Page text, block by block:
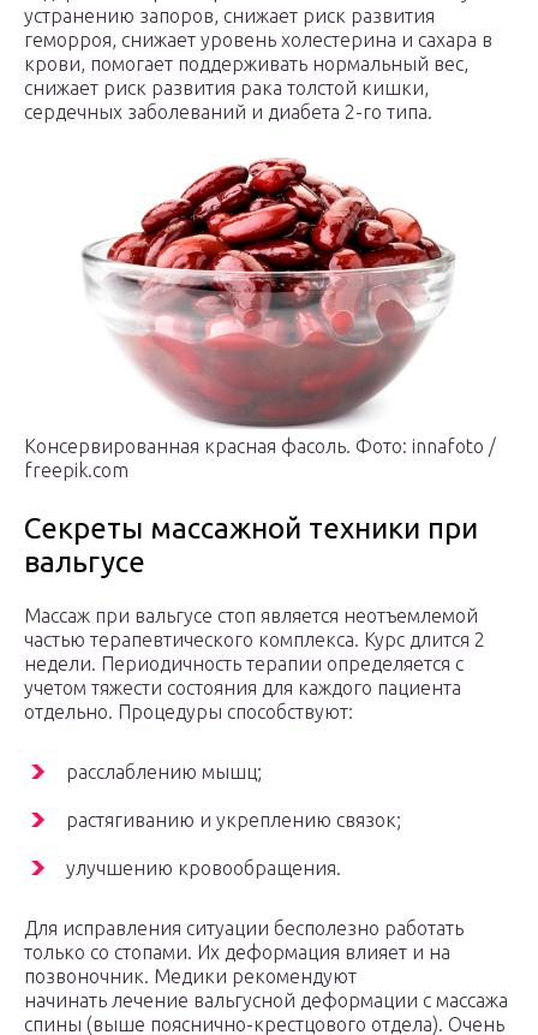
устранению запоров, снижает риск развития
геморроя, снижает уровень холестерина и сахара в
крови, помогает поддерживать нормальный вес,
снижает риск развития рака толстой кишки,
сердечных заболеваний и диабета 2-го типа.
Консервированная красная фасоль. Фото: innafoto /
freepik.com
Секреты массажной техники при
вальгусе
Массаж при вальгусе стоп является неотъемлемой
частью терапевтического комплекса. Курс длится 2
недели. Периодичность терапии определяется с
учетом тяжести состояния для каждого пациента
отдельно. Процедуры способствуют:
расслаблению мышц;
растягиванию и укреплению связок;
улучшению кровообращения.
Для исправления ситуации бесполезно работать
только со стопами. Их деформация влияет и на
позвоночник. Медики рекомендуют
начинать лечение вальгусной деформации с массажа
спины (выше пояснично-крестцового отдела). Очень